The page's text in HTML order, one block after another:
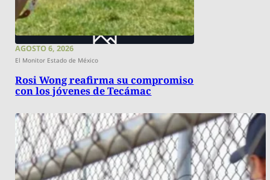
AGOSTO 6, 2026
El Monitor Estado de México
Rosi Wong reafirma su compromiso
con los jóvenes de Tecámac